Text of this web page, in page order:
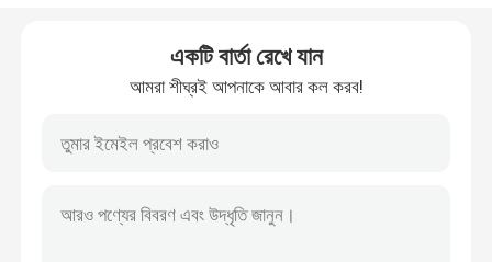
একটি বার্তা রেখে যান
আমরা শীঘ্রই আপনাকে আবার কল করব!